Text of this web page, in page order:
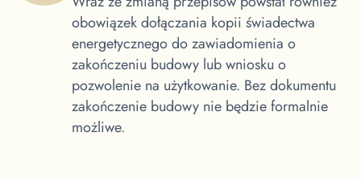
obowiązek dołączania kopii świadectwa
energetycznego do zawiadomienia o
zakończeniu budowy lub wniosku o
pozwolenie na użytkowanie. Bez dokumentu
zakończenie budowy nie będzie formalnie
możliwe.